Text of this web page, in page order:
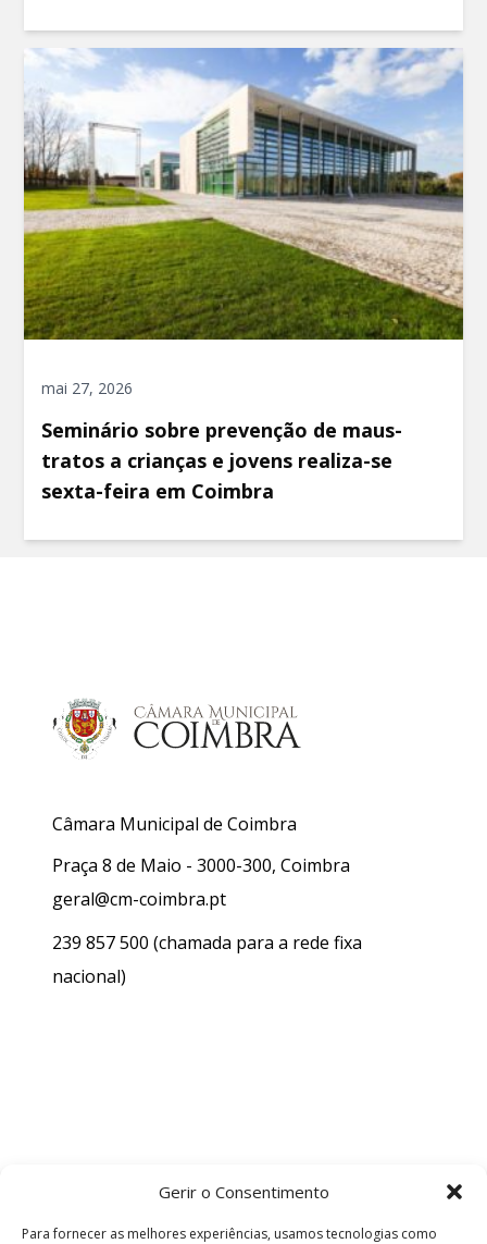
Gerir o Consentimento
Para fornecer as melhores experiências, usamos tecnologias como
mai 27, 2026
Seminário sobre prevenção de maus-
tratos a crianças e jovens realiza-se
sexta-feira em Coimbra
Câmara Municipal de Coimbra
Praça 8 de Maio - 3000-300, Coimbra
geral@cm-coimbra.pt
239 857 500 (chamada para a rede fixa
nacional)